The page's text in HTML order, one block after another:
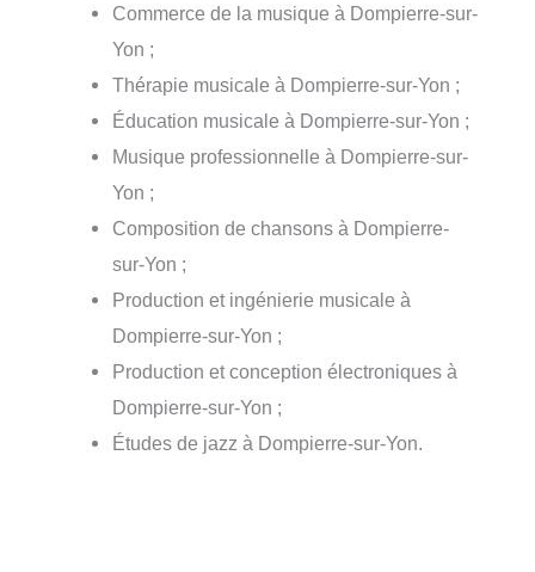
Commerce de la musique à Dompierre-sur-
Yon ;
Thérapie musicale à Dompierre-sur-Yon ;
Éducation musicale à Dompierre-sur-Yon ;
Musique professionnelle à Dompierre-sur-
Yon ;
Composition de chansons à Dompierre-
sur-Yon ;
Production et ingénierie musicale à
Dompierre-sur-Yon ;
Production et conception électroniques à
Dompierre-sur-Yon ;
Études de jazz à Dompierre-sur-Yon.